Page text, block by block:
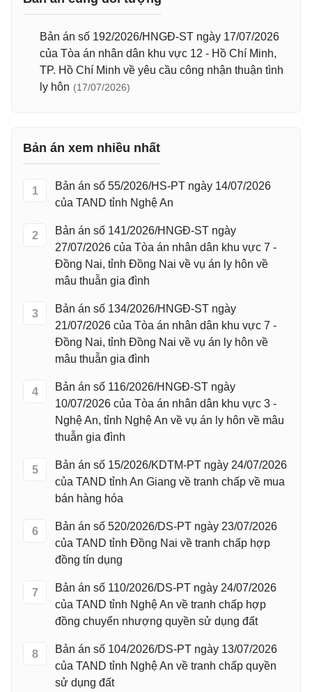
Bản án số 192/2026/HNGĐ-ST ngày 17/07/2026
của Tòa án nhân dân khu vực 12 - Hồ Chí Minh,
TP. Hồ Chí Minh về yêu cầu công nhận thuận tình
ly hôn (17/07/2026)
Bản án xem nhiều nhất
1
Bản án số 55/2026/HS-PT ngày 14/07/2026
của TAND tỉnh Nghệ An
2
Bản án số 141/2026/HNGĐ-ST ngày
27/07/2026 của Tòa án nhân dân khu vực 7 -
Đồng Nai, tỉnh Đồng Nai về vụ án ly hôn về
mâu thuẫn gia đình
3
Bản án số 134/2026/HNGĐ-ST ngày
21/07/2026 của Tòa án nhân dân khu vực 7 -
Đồng Nai, tỉnh Đồng Nai về vụ án ly hôn về
mâu thuẫn gia đình
4
Bản án số 116/2026/HNGĐ-ST ngày
10/07/2026 của Tòa án nhân dân khu vực 3 -
Nghệ An, tỉnh Nghệ An về vụ án ly hôn về mâu
thuẫn gia đình
5
Bản án số 15/2026/KDTM-PT ngày 24/07/2026
của TAND tỉnh An Giang về tranh chấp về mua
bán hàng hóa
6
Bản án số 520/2026/DS-PT ngày 23/07/2026
của TAND tỉnh Đồng Nai về tranh chấp hợp
đồng tín dụng
7
Bản án số 110/2026/DS-PT ngày 24/07/2026
của TAND tỉnh Nghệ An về tranh chấp hợp
đồng chuyển nhượng quyền sử dụng đất
8
Bản án số 104/2026/DS-PT ngày 13/07/2026
của TAND tỉnh Nghệ An về tranh chấp quyền
sử dụng đất